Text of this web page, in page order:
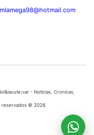
- Noticias, Cronicas,
reservados © 2026